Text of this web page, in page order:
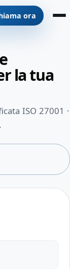
ora
la tua
ISO 27001 ·